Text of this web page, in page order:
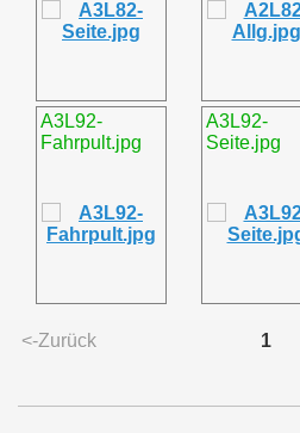
A3L92-
Fahrpult.jpg
A3L92-
Seite.jpg
<-Zurück 1